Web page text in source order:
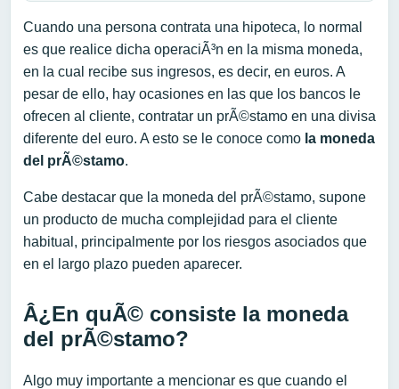
Cuando una persona contrata una hipoteca, lo normal
es que realice dicha operaciÃ³n en la misma moneda,
en la cual recibe sus ingresos, es decir, en euros. A
pesar de ello, hay ocasiones en las que los bancos le
ofrecen al cliente, contratar un prÃ©stamo en una divisa
diferente del euro. A esto se le conoce como la moneda
del prÃ©stamo.
Cabe destacar que la moneda del prÃ©stamo, supone
un producto de mucha complejidad para el cliente
habitual, principalmente por los riesgos asociados que
en el largo plazo pueden aparecer.
Â¿En quÃ© consiste la moneda
del prÃ©stamo?
Algo muy importante a mencionar es que cuando el